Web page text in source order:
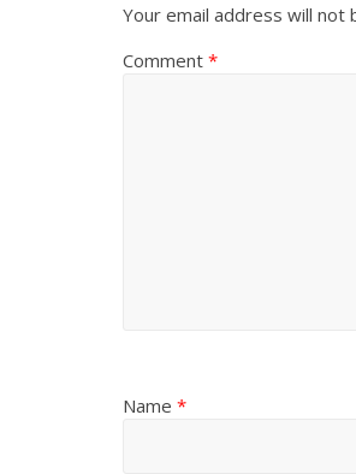
Your email address will not
Comment *
Name *